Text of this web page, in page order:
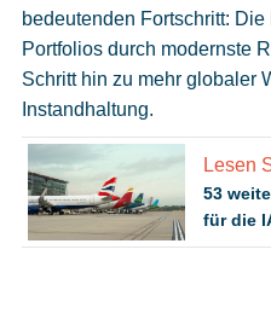
bedeutenden Fortschritt:
Portfolios durch modernste
Schritt hin zu mehr globaler
Instandhaltung.
Lesen
53
für die